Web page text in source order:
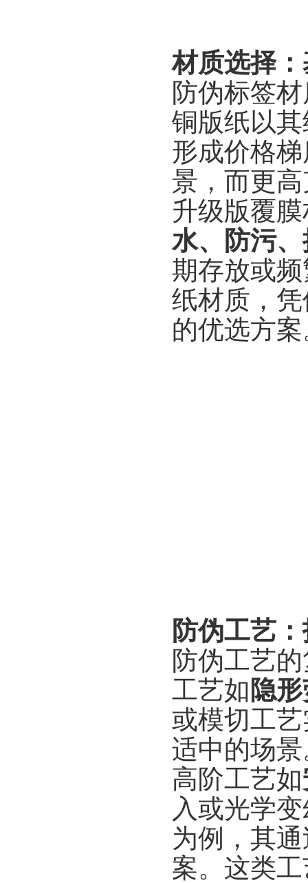
材质选择
防伪标签
铜版纸以
形成价格
景，而更
升级版覆
水、防污
期存放或
纸材质，
的优选方
防伪工艺
防伪工艺
工艺如 隐
或模切工
适中的场
高阶工艺如
入或光学
为例，其
案。这类